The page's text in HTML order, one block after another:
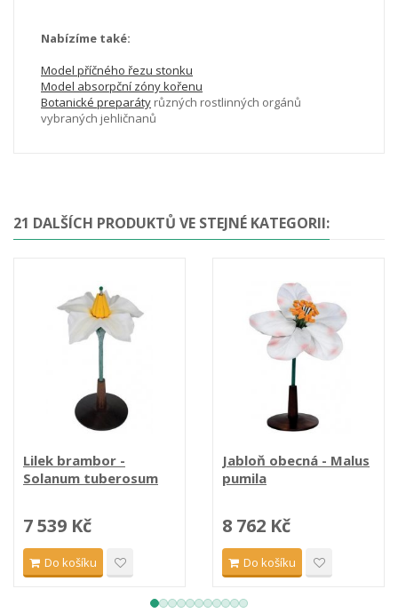
Nabízíme také:
Model příčného řezu stonku
Model absorpční zóny kořenu
Botanické preparáty různých rostlinných orgánů
vybraných jehličnanů
21 DALŠÍCH PRODUKTŮ VE STEJNÉ KATEGORII:
Lilek brambor -
Solanum tuberosum
7 539 Kč
Do košíku
Jabloň obecná - Malus
pumila
8 762 Kč
Do košíku